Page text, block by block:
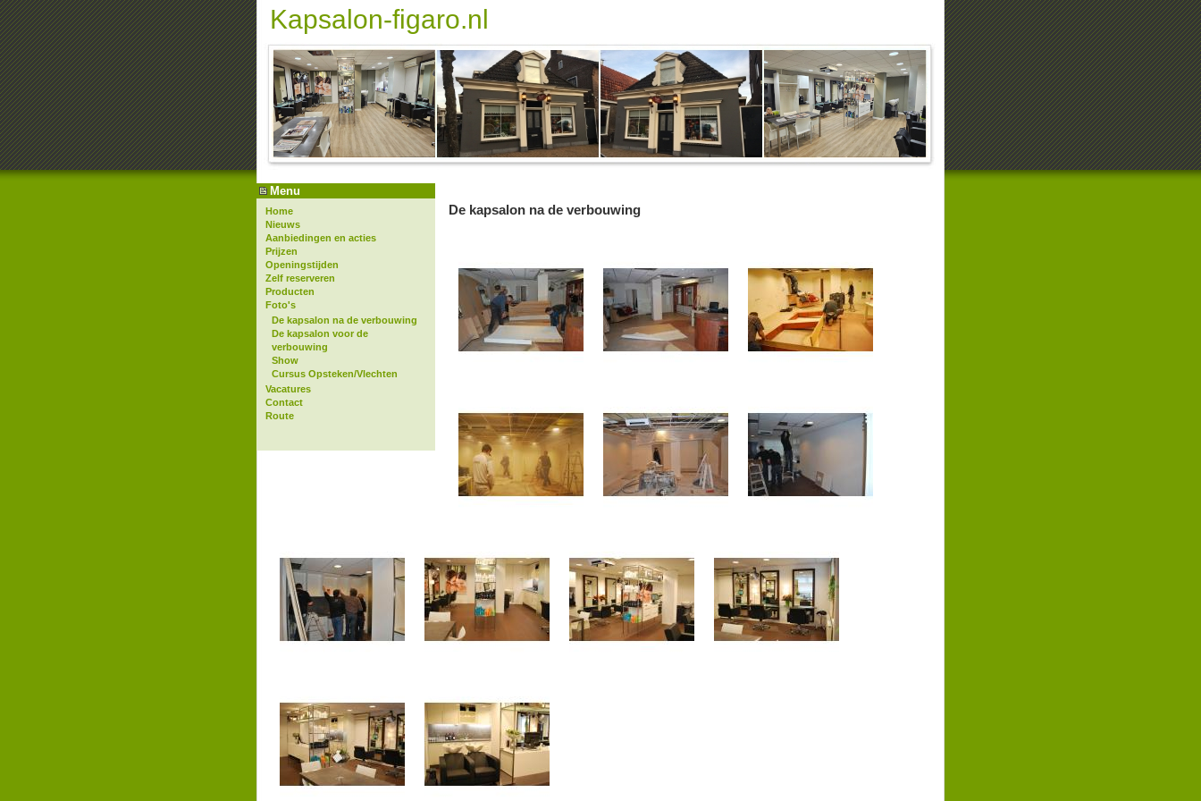
Kapsalon-figaro.nl
Menu
Home
Nieuws
Aanbiedingen en acties
Prijzen
Openingstijden
Zelf reserveren
Producten
Foto's
De kapsalon na de verbouwing
De kapsalon voor de
verbouwing
Show
Cursus Opsteken/Vlechten
Vacatures
Contact
Route
De kapsalon na de verbouwing